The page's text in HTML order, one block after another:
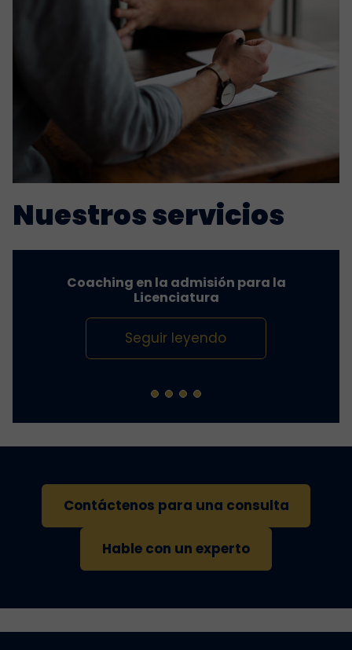
Nuestros servicios
Coaching en la admisión para la
Licenciatura
Seguir leyendo
Contáctenos para una consulta
Hable con un experto